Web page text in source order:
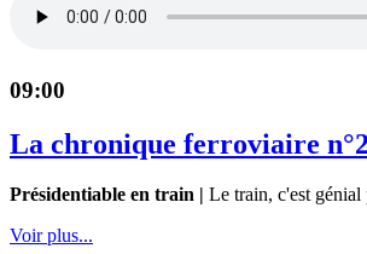
09:00
La chronique ferroviaire n°2
Présidentiable en train |
Le train, c'est génial
Voir plus...